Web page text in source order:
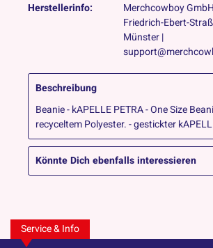
Herstellerinfo:
Merchcowboy
Friedrich-Ebert-
Münster |
Beschreibung
Beanie - kAPELLE PETRA - One Size
recyceltem Polyester. - gestickter
Könnte Dich ebenfalls interessieren
Service & Info